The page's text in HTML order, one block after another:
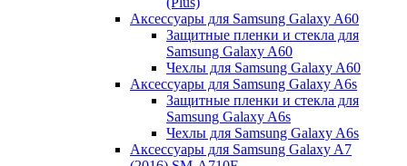
Аксессуары для Samsung Galaxy A60
Защитные пленки и стекла для
Samsung Galaxy A60
Чехлы для Samsung Galaxy A60
Аксессуары для Samsung Galaxy A6s
Защитные пленки и стекла для
Samsung Galaxy A6s
Чехлы для Samsung Galaxy A6s
Аксессуары для Samsung Galaxy A7